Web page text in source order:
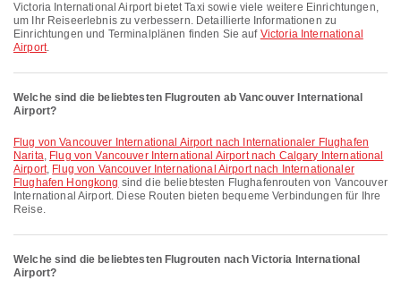
Victoria International Airport bietet Taxi sowie viele weitere Einrichtungen,
um Ihr Reiseerlebnis zu verbessern. Detaillierte Informationen zu
Einrichtungen und Terminalplänen finden Sie auf Victoria International
Airport.
Welche sind die beliebtesten Flugrouten ab Vancouver International
Airport?
Flug von Vancouver International Airport nach Internationaler Flughafen
Narita, Flug von Vancouver International Airport nach Calgary International
Airport, Flug von Vancouver International Airport nach Internationaler
Flughafen Hongkong sind die beliebtesten Flughafenrouten von Vancouver
International Airport. Diese Routen bieten bequeme Verbindungen für Ihre
Reise.
Welche sind die beliebtesten Flugrouten nach Victoria International
Airport?